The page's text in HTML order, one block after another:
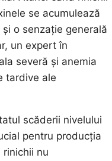
se acumulează
o senzație generală
un expert în
severă și anemia
tardive ale
scăderii nivelului
pentru producția
rinichii nu